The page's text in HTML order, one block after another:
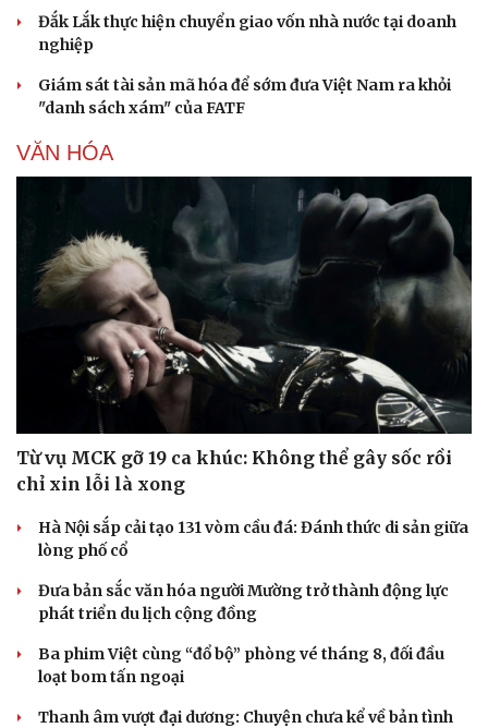
Du lịch
Săn Tour
Podcast
Câu chuyện thời sự
Đọc truyện đêm khuya
Cửa sổ tình yêu
Kể chuyện cho bé
Hạt giống tâm hồn
Đắk Lắk thực hiện chuyển giao vốn nhà nước tại doanh
nghiệp
Giám sát tài sản mã hóa để sớm đưa Việt Nam ra khỏi
"danh sách xám" của FATF
VĂN HÓA
Từ vụ MCK gỡ 19 ca khúc: Không thể gây sốc rồi
chỉ xin lỗi là xong
Hà Nội sắp cải tạo 131 vòm cầu đá: Đánh thức di sản giữa
lòng phố cổ
Đưa bản sắc văn hóa người Mường trở thành động lực
phát triển du lịch cộng đồng
Ba phim Việt cùng “đổ bộ” phòng vé tháng 8, đối đầu
loạt bom tấn ngoại
Thanh âm vượt đại dương: Chuyện chưa kể về bản tình